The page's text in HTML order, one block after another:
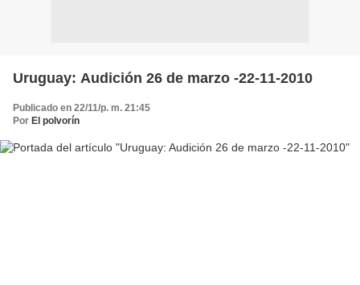
Uruguay: Audición 26 de marzo -22-11-2010
Publicado en 22/11/p. m. 21:45
Por El polvorín